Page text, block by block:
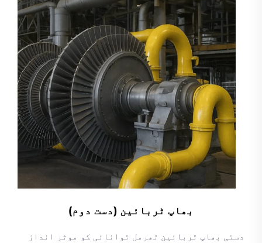
بھاپ ٹربائین (دست دوم)
دستی بھاپ ٹربائین تھرمل توانائی کو موثر انداز